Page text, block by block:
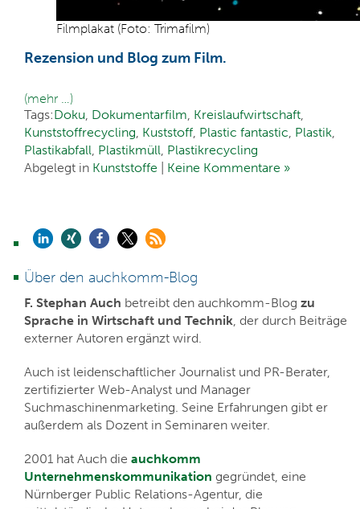
Filmplakat (Foto: Trimafilm)
Rezension und Blog zum Film.
(mehr …)
Tags:Doku, Dokumentarfilm, Kreislaufwirtschaft,
Kunststoffrecycling, Kuststoff, Plastic fantastic, Plastik,
Plastikabfall, Plastikmüll, Plastikrecycling
Abgelegt in Kunststoffe Keine Kommentare »
Über den auchkomm-Blog
F. Stephan Auch betreibt den auchkomm-Blog zu
Sprache in Wirtschaft und Technik, der durch Beiträge
externer Autoren ergänzt wird.
Auch ist leidenschaftlicher Journalist und PR-Berater,
zertifizierter Web-Analyst und Manager
Suchmaschinenmarketing. Seine Erfahrungen gibt er
außerdem als Dozent in Seminaren weiter.
2001 hat Auch die auchkomm
Unternehmenskommunikation gegründet, eine
Nürnberger Public Relations-Agentur, die